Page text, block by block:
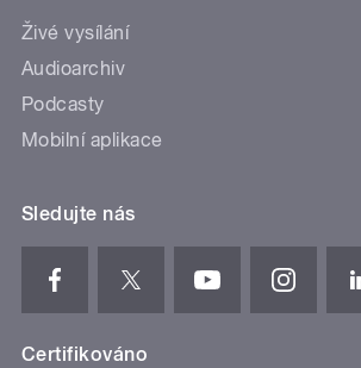
Živé vysílání
Audioarchiv
Podcasty
Mobilní aplikace
Sledujte nás
Certifikováno